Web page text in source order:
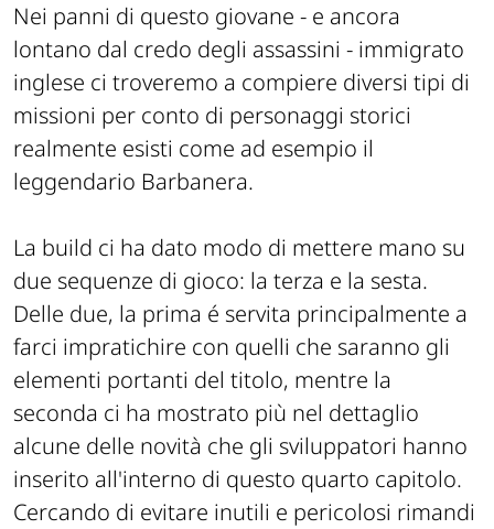
Nei panni di questo giovane - e ancora
lontano dal credo degli assassini - immigrato
inglese ci troveremo a compiere diversi tipi di
missioni per conto di personaggi storici
realmente esisti come ad esempio il
leggendario Barbanera.
La build ci ha dato modo di mettere mano su
due sequenze di gioco: la terza e la sesta.
Delle due, la prima é servita principalmente a
farci impratichire con quelli che saranno gli
elementi portanti del titolo, mentre la
seconda ci ha mostrato più nel dettaglio
alcune delle novità che gli sviluppatori hanno
inserito all'interno di questo quarto capitolo.
Cercando di evitare inutili e pericolosi rimandi